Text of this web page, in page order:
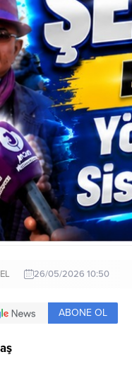
26/05/2026 10:50
ABONE OL